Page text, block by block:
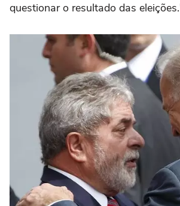
questionar o resultado das